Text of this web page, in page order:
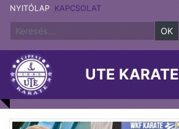
NYITÓLAP KAPCSOLAT
OK
UTE KARATE